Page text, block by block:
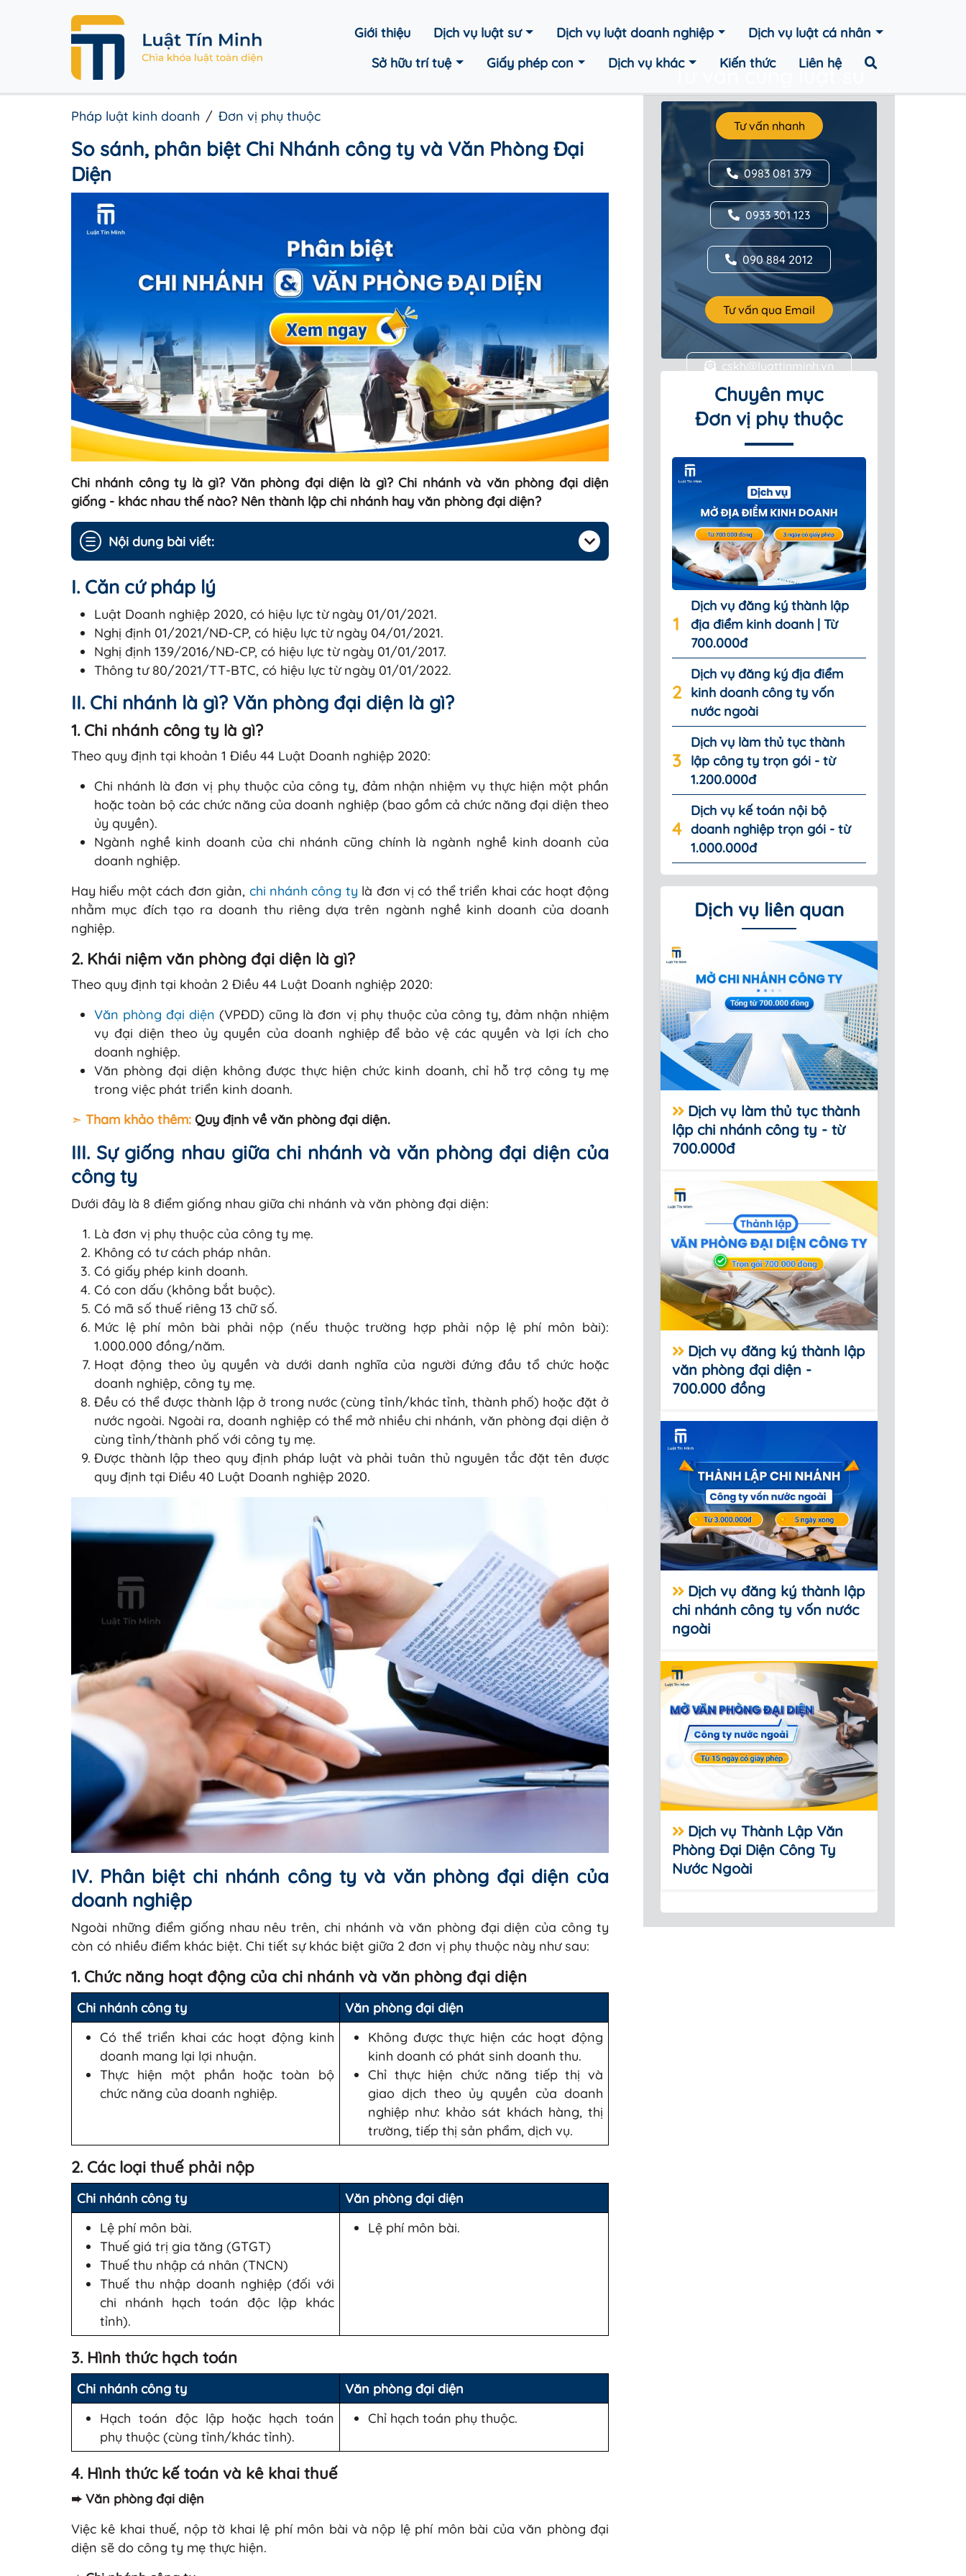
Giới thiệu Dịch vụ luật sư Dịch vụ luật doanh nghiệp
Dịch vụ luật cá nhân
Sở hữu trí tuệ
Giấy phép con Dịch vụ khác Kiến thức Liên hệ
Pháp luật kinh doanh Đơn vị phụ thuộc
So sánh, phân biệt Chi Nhánh công ty và Văn Phòng Đại
Diện
Chi nhánh công ty là gì? Văn phòng đại diện là gì? Chi nhánh và văn phòng đại diện
giống - khác nhau thế nào? Nên thành lập chi nhánh hay văn phòng đại diện?
☰ Nội dung bài viết:
I. Căn cứ pháp lý
Luật Doanh nghiệp 2020, có hiệu lực từ ngày 01/01/2021.
Nghị định 01/2021/NĐ-CP, có hiệu lực từ ngày 04/01/2021.
Nghị định 139/2016/NĐ-CP, có hiệu lực từ ngày 01/01/2017.
Thông tư 80/2021/TT-BTC, có hiệu lực từ ngày 01/01/2022.
II. Chi nhánh là gì? Văn phòng đại diện là gì?
1. Chi nhánh công ty là gì?
Theo quy định tại khoản 1 Điều 44 Luật Doanh nghiệp 2020:
Chi nhánh là đơn vị phụ thuộc của công ty, đảm nhận nhiệm vụ thực hiện một phần
hoặc toàn bộ các chức năng của doanh nghiệp (bao gồm cả chức năng đại diện theo
ủy quyền).
Ngành nghề kinh doanh của chi nhánh cũng chính là ngành nghề kinh doanh của
doanh nghiệp.
Hay hiểu một cách đơn giản, chi nhánh công ty là đơn vị có thể triển khai các hoạt động
nhằm mục đích tạo ra doanh thu riêng dựa trên ngành nghề kinh doanh của doanh
nghiệp.
2. Khái niệm văn phòng đại diện là gì?
Theo quy định tại khoản 2 Điều 44 Luật Doanh nghiệp 2020:
Văn phòng đại diện (VPĐD) cũng là đơn vị phụ thuộc của công ty, đảm nhận nhiệm
vụ đại diện theo ủy quyền của doanh nghiệp để bảo vệ các quyền và lợi ích cho
doanh nghiệp.
Văn phòng đại diện không được thực hiện chức kinh doanh, chỉ hỗ trợ công ty mẹ
trong việc phát triển kinh doanh.
➣ Tham khảo thêm: Quy định về văn phòng đại diện.
III. Sự giống nhau giữa chi nhánh và văn phòng đại diện của
công ty
Dưới đây là 8 điểm giống nhau giữa chi nhánh và văn phòng đại diện:
Là đơn vị phụ thuộc của công ty mẹ.
Không có tư cách pháp nhân.
Có giấy phép kinh doanh.
Có con dấu (không bắt buộc).
Có mã số thuế riêng 13 chữ số.
Mức lệ phí môn bài phải nộp (nếu thuộc trường hợp phải nộp lệ phí môn bài):
1.000.000 đồng/năm.
Hoạt động theo ủy quyền và dưới danh nghĩa của người đứng đầu tổ chức hoặc
doanh nghiệp, công ty mẹ.
Đều có thể được thành lập ở trong nước (cùng tỉnh/khác tỉnh, thành phố) hoặc đặt ở
nước ngoài. Ngoài ra, doanh nghiệp có thể mở nhiều chi nhánh, văn phòng đại diện ở
cùng tỉnh/thành phố với công ty mẹ.
Được thành lập theo quy định pháp luật và phải tuân thủ nguyên tắc đặt tên được
quy định tại Điều 40 Luật Doanh nghiệp 2020.
IV. Phân biệt chi nhánh công ty và văn phòng đại diện của
doanh nghiệp
Ngoài những điểm giống nhau nêu trên, chi nhánh và văn phòng đại diện của công ty
còn có nhiều điểm khác biệt. Chi tiết sự khác biệt giữa 2 đơn vị phụ thuộc này như sau:
1. Chức năng hoạt động của chi nhánh và văn phòng đại diện
Chi nhánh công ty
Văn phòng đại diện
Có thể triển khai các hoạt động kinh
doanh mang lại lợi nhuận.
Thực hiện một phần hoặc toàn bộ
chức năng của doanh nghiệp.
Không được thực hiện các hoạt động
kinh doanh có phát sinh doanh thu.
Chỉ thực hiện chức năng tiếp thị và
giao dịch theo ủy quyền của doanh
nghiệp như: khảo sát khách hàng, thị
trường, tiếp thị sản phẩm, dịch vụ.
2. Các loại thuế phải nộp
Chi nhánh công ty
Văn phòng đại diện
Lệ phí môn bài.
Thuế giá trị gia tăng (GTGT)
Thuế thu nhập cá nhân (TNCN)
Thuế thu nhập doanh nghiệp (đối với
chi nhánh hạch toán độc lập khác
tỉnh).
Lệ phí môn bài.
3. Hình thức hạch toán
Chi nhánh công ty
Văn phòng đại diện
Hạch toán độc lập hoặc hạch toán
phụ thuộc (cùng tỉnh/khác tỉnh).
Chỉ hạch toán phụ thuộc.
4. Hình thức kế toán và kê khai thuế
➨ Văn phòng đại diện
Việc kê khai thuế, nộp tờ khai lệ phí môn bài và nộp lệ phí môn bài của văn phòng đại
diện sẽ do công ty mẹ thực hiện.
Tư vấn cùng luật sư
Tư vấn nhanh
0983 081 379
0933 301 123
090 884 2012
Tư vấn qua Email
cskh@luattinminh.vn
Chuyên mục
Đơn vị phụ thuộc
Dịch vụ đăng ký thành lập
địa điểm kinh doanh | Từ
700.000đ
Dịch vụ đăng ký địa điểm
kinh doanh công ty vốn
nước ngoài
Dịch vụ làm thủ tục thành
lập công ty trọn gói - từ
1.200.000đ
Dịch vụ kế toán nội bộ
doanh nghiệp trọn gói - từ
1.000.000đ
Dịch vụ liên quan
Dịch vụ làm thủ tục thành
lập chi nhánh công ty - từ
700.000đ
Dịch vụ đăng ký thành lập
văn phòng đại diện -
700.000 đồng
Dịch vụ đăng ký thành lập
chi nhánh công ty vốn nước
ngoài
Dịch vụ Thành Lập Văn
Phòng Đại Diện Công Ty
Nước Ngoài